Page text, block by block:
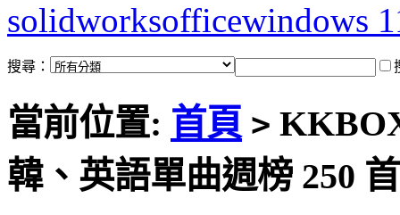
solidworksofficewindows
搜尋：
當前位置: 首頁 >
韓、英語單曲週榜 250 首